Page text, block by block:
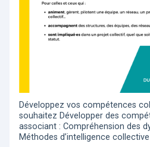
Développez vos compétences
souhaitez Développer des
associant : Compréhension des
Méthodes d’intelligence